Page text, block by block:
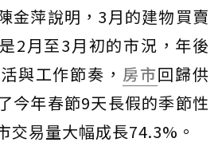
金萍說明，3月的建物買賣
2月至3月初的市況，年後
與工作節奏， 房市回歸供
今年春節9天長假的季節性
交易量大幅成長74.3%。